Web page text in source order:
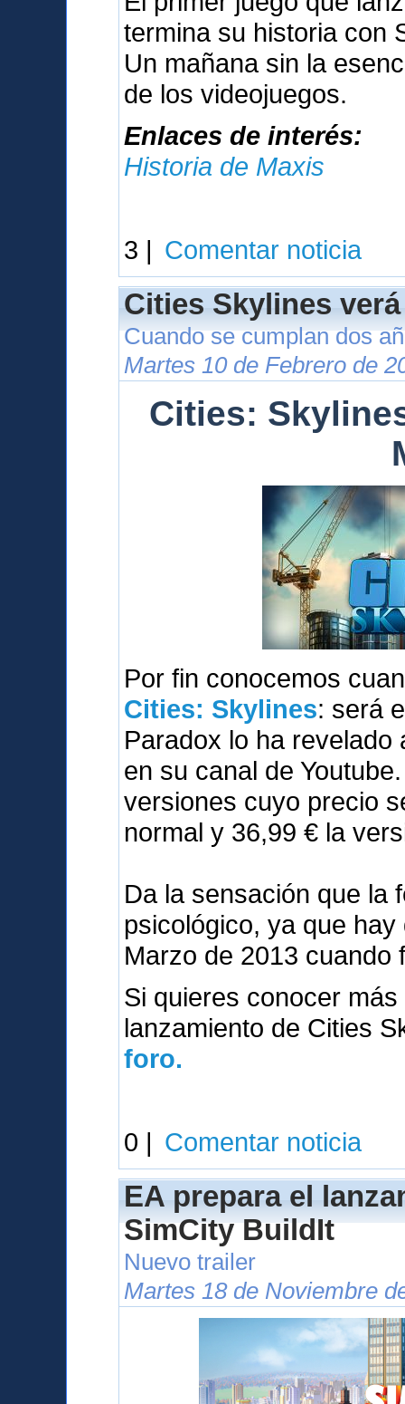
termina su historia con
Un mañana sin la
de los videojuegos.
Enlaces de interés:
Historia de Maxis
3 | Comentar noticia
Cities Skylines
Cuando se cumplan dos
Martes 10 de Febrero de
Cities:
Por fin conocemos
Cities: Skylines: será
Paradox lo ha
en su canal de
versiones cuyo precio
normal y 36,99 € la
Da la sensación que la
psicológico, ya que
Marzo de 2013
Si quieres conocer
lanzamiento de Cities
foro.
0 | Comentar noticia
EA prepara el
SimCity BuildIt
Nuevo trailer
Martes 18 de Noviembre